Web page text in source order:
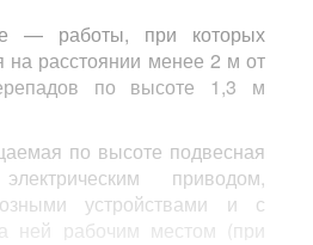
— работы, при которых
на расстоянии менее 2 м от
по высоте 1,3 м
по высоте подвесная
приводом,
устройствами и с
ней рабочим местом (при